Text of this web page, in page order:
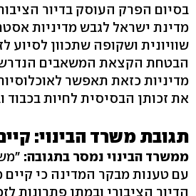
בסיום הפרק העוסק בדיור
מדינת ישראל לגבש מדיניות
שוויונית ושקופה שתכוון לסיוע
הבטחת הקצאת המשאבים
מדיניות כזאת תאפשר
את זכותן הבסיסית לחיות בכבוד
תגובת משרד הבינוי:
ממשרד הבינוי נמסר בתגובה:
עם טענות מבקר המדינה כי קיים
הדיור הציבורי ובמתן פתרונות